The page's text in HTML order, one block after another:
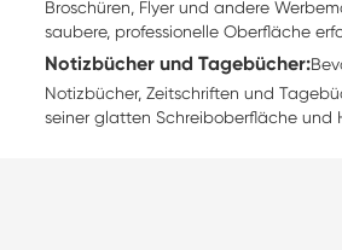
Broschüren, Flyer und andere
saubere, professionelle Oberfläche
Notizbücher und Tagebücher:
Notizbücher, Zeitschriften und
seiner glatten Schreiboberfläche und